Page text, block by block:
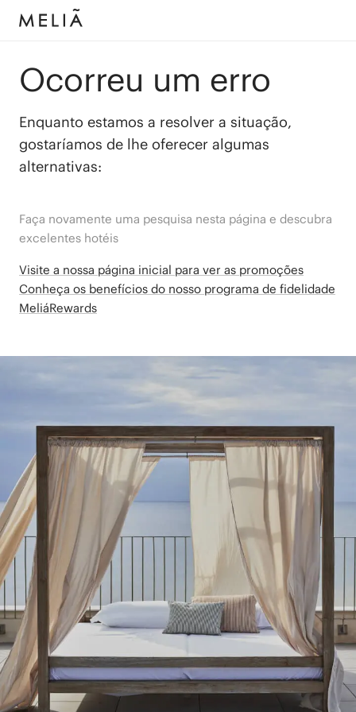
Ocorreu um erro
Enquanto estamos a resolver a situação,
gostaríamos de lhe oferecer algumas
alternativas:
Faça novamente uma pesquisa nesta página e descubra
excelentes hotéis
Visite a nossa página inicial para ver as promoções
Conheça os benefícios do nosso programa de fidelidade
MeliáRewards